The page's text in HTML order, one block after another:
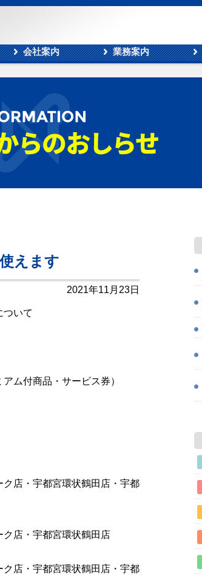
会社案内 業務案内
えます
2021年11月23日
ついて
ム付商品・サービス券）
店・宇都宮環状鶴田店・宇都
店・宇都宮環状鶴田店
店・宇都宮環状鶴田店・宇都